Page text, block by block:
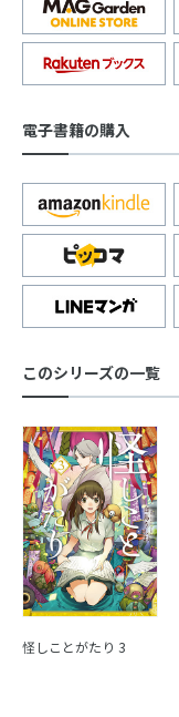
電子書籍の購入
このシリーズの一覧
怪しことがたり 3